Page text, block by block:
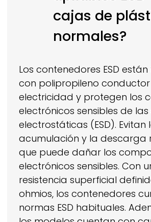
cajas de
normales?
Los contenedores ESD
con polipropileno
electricidad y protegen los
electrónicos sensibles de
electrostáticas (ESD). Evitan
acumulación y la descarga
que puede dañar los
electrónicos sensibles. Con
resistencia superficial
ohmios, los contenedores
normas ESD habituales.